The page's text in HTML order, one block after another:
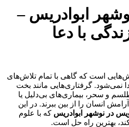
ابوادریس –
با دعا
است که گاهی با تمام تلاش‌های
نمی‌شود. گرفتاری‌هایی مانند بخت
و سحر، بیماری‌های بی‌دلیل یا
انسان را از بین ببرند. در این
در نوشهر ابوادریس که با علوم
بهترین راه حل است.